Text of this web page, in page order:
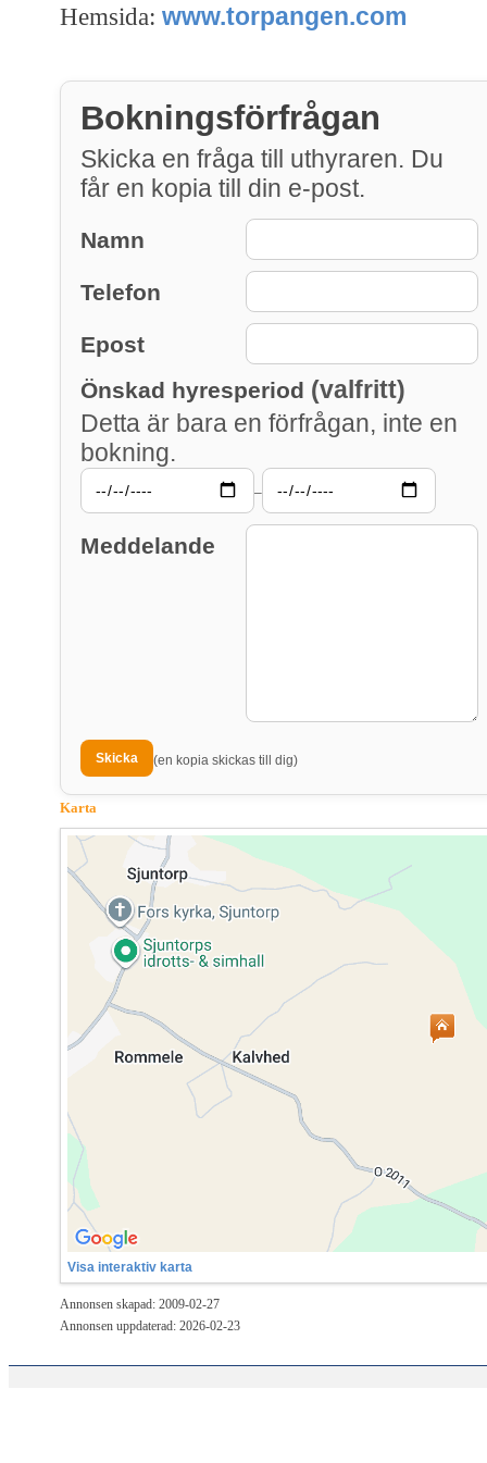
Hemsida: www.torpangen.com
Bokningsförfrågan
Skicka en fråga till uthyraren. Du
får en kopia till din e-post.
Namn
Telefon
Epost
Önskad hyresperiod (valfritt)
Detta är bara en förfrågan, inte en
bokning.
–
Meddelande
(en kopia skickas till dig)
Karta
Visa interaktiv karta
Annonsen skapad: 2009-02-27
Annonsen uppdaterad: 2026-02-23